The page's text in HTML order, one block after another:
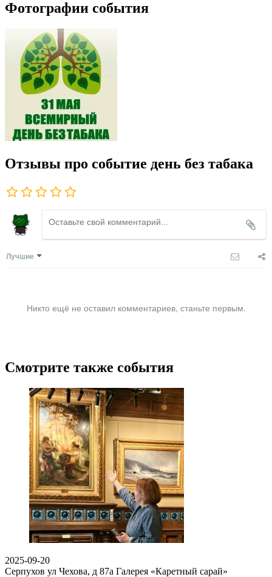
Фотографии события
Отзывы про событие день без табака
Лучшие
Никто ещё не оставил комментариев, станьте первым.
Смотрите также события
2025-09-20
Серпухов ул Чехова, д 87а Галерея «Каретный сарай»